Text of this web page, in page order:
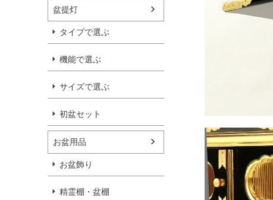
盆提灯
タイプで選ぶ
機能で選ぶ
サイズで選ぶ
初盆セット
お盆用品
お盆飾り
精霊棚・盆棚